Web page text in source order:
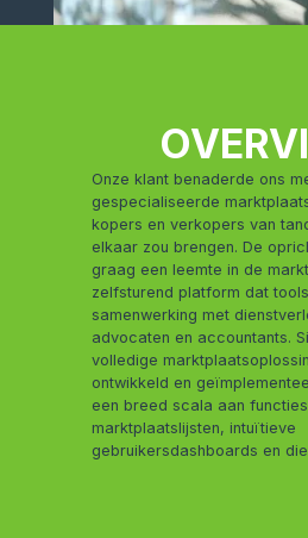
Onze klant benaderde ons
gespecialiseerde
kopers en verkopers van
elkaar zou brengen. De
graag een leemte in de
zelfsturend platform dat
samenwerking met
advocaten en accountants.
volledige
ontwikkeld en
een breed scala aan
marktplaatslijsten, intuïtieve
gebruikersdashboards en